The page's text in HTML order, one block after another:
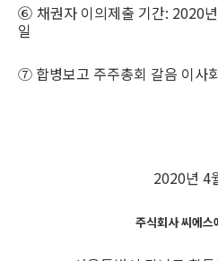
⑥ 채권자 이의제출 기간: 2020
일
⑦ 합병보고 주주총회 갈음 이사
2020년 4
주식회사 씨에스